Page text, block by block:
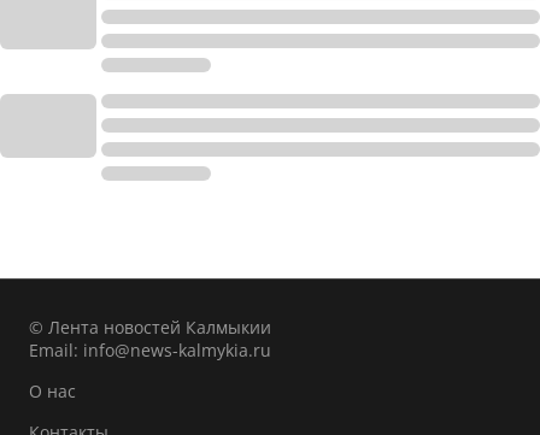
© Лента новостей Калмыкии
Email: info@news-kalmykia.ru
О нас